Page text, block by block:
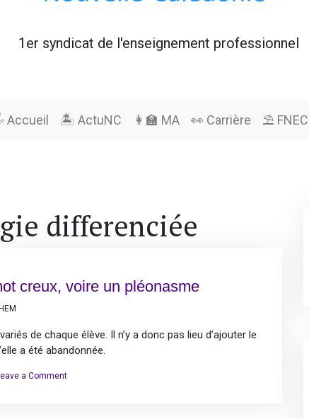
1er syndicat de l'enseignement professionnel
Accueil 🏝️ ActuNC 👩‍🏫 MA 👀 Carrière ⛱️
differenciée
creux, voire un pléonasme
de chaque élève. Il n’y a donc pas lieu d’ajouter le
a été abandonnée.
a Commenton